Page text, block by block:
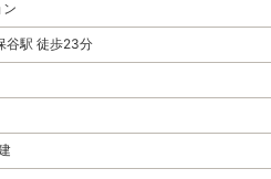
谷駅 徒歩23分